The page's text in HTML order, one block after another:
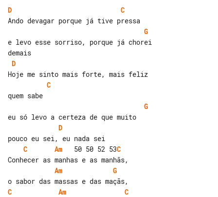
D
C
G
e levo esse sorriso, porque já chorei
D
C
G
D
C
Am
   50 50 52 53
C
Am
G
C
Am
C